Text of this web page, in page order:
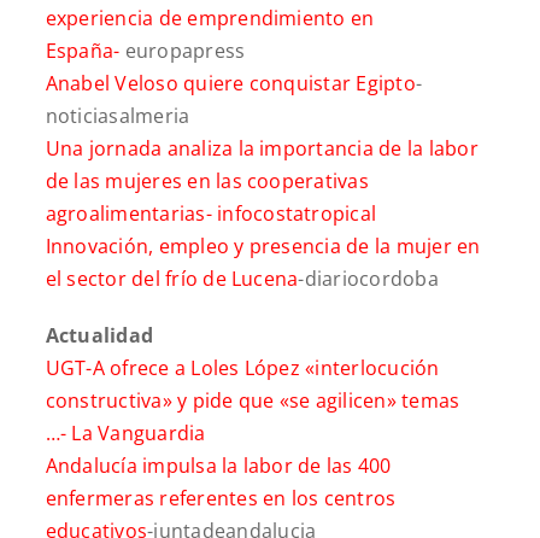
experiencia de emprendimiento en
España- europapress
Anabel Veloso quiere conquistar Egipto-
noticiasalmeria
Una jornada analiza la importancia de la labor
de las mujeres en las cooperativas
agroalimentarias- infocostatropical
Innovación, empleo y presencia de la mujer en
el sector del frío de Lucena-diariocordoba
Actualidad
UGT-A ofrece a Loles López «interlocución
constructiva» y pide que «se agilicen» temas
…- La Vanguardia
Andalucía impulsa la labor de las 400
enfermeras referentes en los centros
educativos-juntadeandalucia